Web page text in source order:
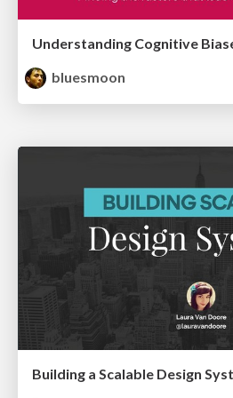
bluesmoon
Building a Scalable Design